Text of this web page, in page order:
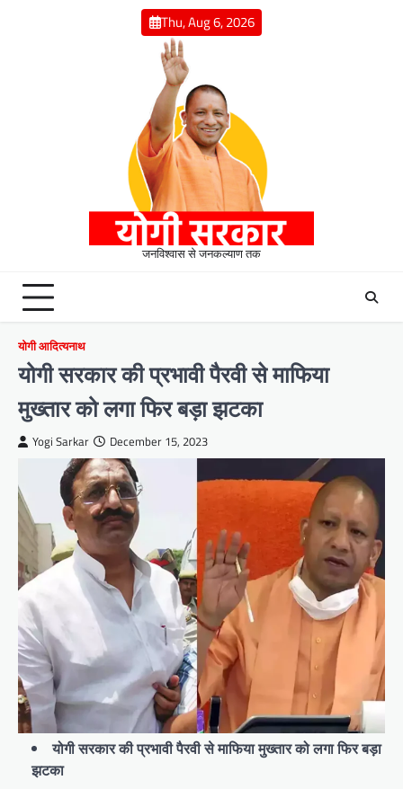
Thu, Aug 6, 2026
जनविश्वास से जनकल्याण तक
योगी आदित्यनाथ
योगी सरकार की प्रभावी पैरवी से माफिया
मुख्तार को लगा फिर बड़ा झटका
Yogi Sarkar December 15, 2023
योगी सरकार की प्रभावी पैरवी से माफिया मुख्तार को लगा फिर बड़ा
झटका